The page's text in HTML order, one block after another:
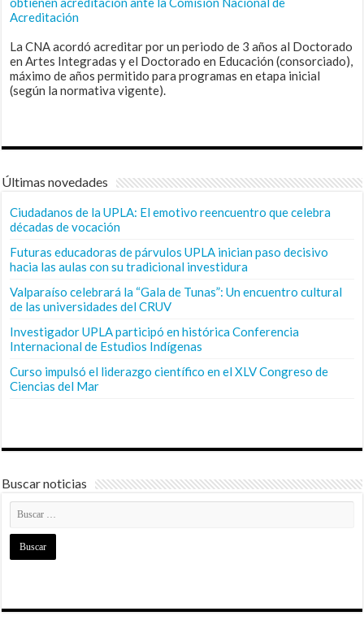
Acreditación
La CNA acordó acreditar por un periodo de 3 años al Doctorado
en Artes Integradas y el Doctorado en Educación (consorciado),
máximo de años permitido para programas en etapa inicial
(según la normativa vigente).
Últimas novedades
Ciudadanos de la UPLA: El emotivo reencuentro que celebra
décadas de vocación
Futuras educadoras de párvulos UPLA inician paso decisivo
hacia las aulas con su tradicional investidura
Valparaíso celebrará la “Gala de Tunas”: Un encuentro cultural
de las universidades del CRUV
Investigador UPLA participó en histórica Conferencia
Internacional de Estudios Indígenas
Curso impulsó el liderazgo científico en el XLV Congreso de
Ciencias del Mar
Buscar noticias